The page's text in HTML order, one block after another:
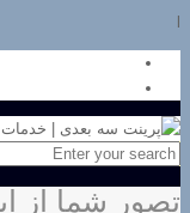
تصور شما از